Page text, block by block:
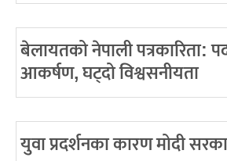
बेलायतको नेपाली पत्रकारिता: पद
आकर्षण, घट्दो विश्वसनीयता
युवा प्रदर्शनका कारण मोदी